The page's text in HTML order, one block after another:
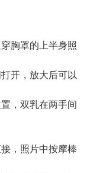
胸罩的上半身照
开，放大后可以
，双乳在两手间
，照片中按摩棒